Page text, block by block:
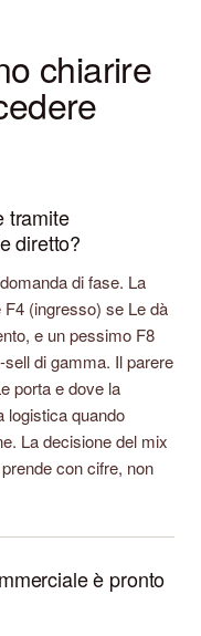
chiarire
tramite
diretto?
di fase. La
(ingresso) se Le dà
e un pessimo F8
di gamma. Il parere
porta e dove la
logistica quando
La decisione del mix
con cifre, non
è pronto